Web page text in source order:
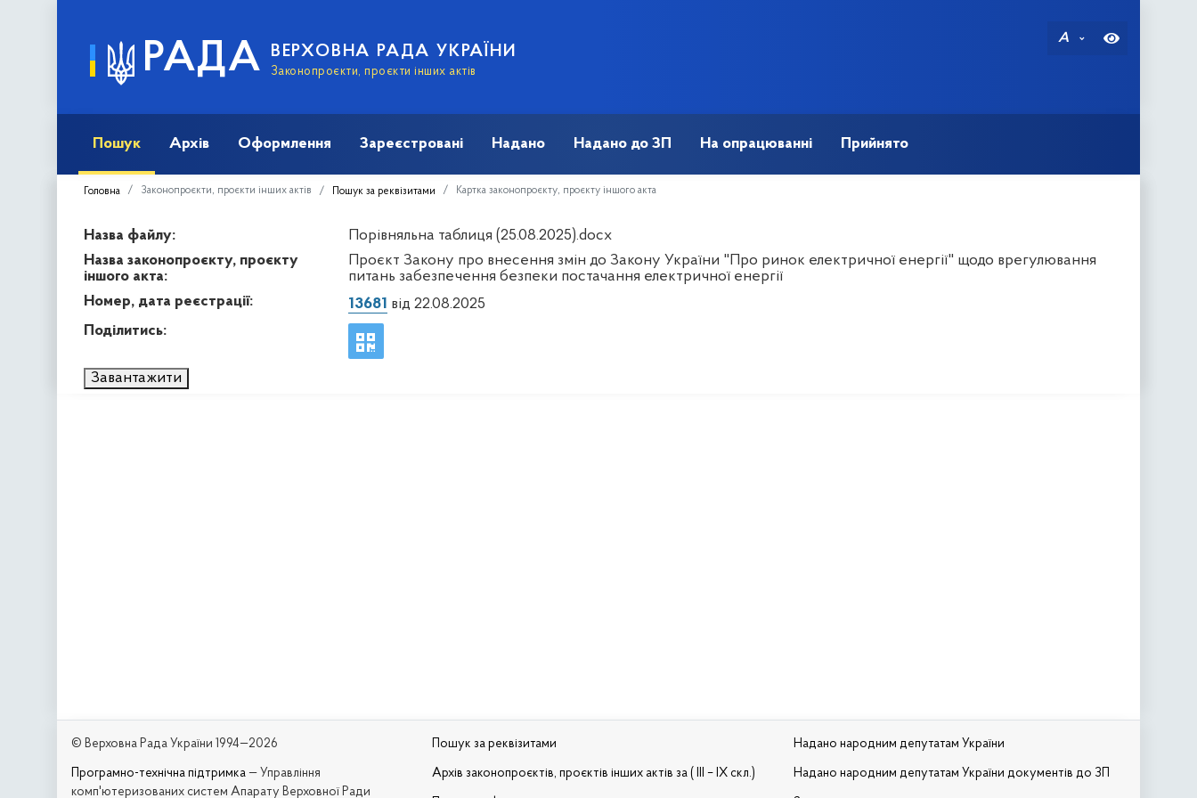
РАДА ВЕРХОВНА РАДА УКРАЇНИ
Законопроєкти, проєкти інших актів
A
Пошук Архів Оформлення Зареєстровані Надано Надано до ЗП На опрацюванні Прийнято
Головна Законопроєкти, проєкти інших актів Пошук за реквізитами Картка законопроєкту, проєкту іншого акта
Назва файлу:
Порівняльна таблиця (25.08.2025).docx
Назва законопроєкту, проєкту
іншого акта:
Проєкт Закону про внесення змін до Закону України "Про ринок електричної енергії" щодо врегулювання
питань забезпечення безпеки постачання електричної енергії
Номер, дата реєстрації:
13681 від 22.08.2025
Поділитись:
Завантажити
© Верховна Рада України 1994—2026
Програмно-технічна підтримка — Управління
комп'ютеризованих систем Апарату Верховної Ради
Пошук за реквізитами
Архів законопроєктів, проєктів інших актів за ( III – IX скл.)
Надано народним депутатам України
Надано народним депутатам України документів до ЗП